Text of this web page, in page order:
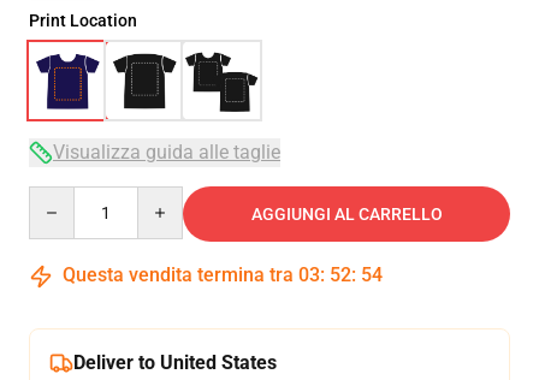
Print Location
Visualizza guida alle taglie
AGGIUNGI AL CARRELLO
Questa vendita termina tra 03: 52: 54
Deliver to United States